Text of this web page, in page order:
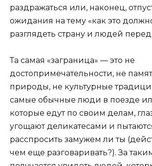
раздражаться или, наконец,
ожидания на тему «как это
разглядеть страну и людей
Та самая «заграница» — это не
достопримечательности, не
природы, не культурные
самые обычные люди в поезде
которые едут по своим делам,
угощают деликатесами и
расспросить замужем ли ты
чем еще разговаривать?). За